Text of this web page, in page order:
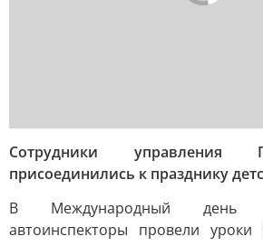
Сотрудники управления
присоединились к празднику
В Международный день
автоинспекторы провели уроки